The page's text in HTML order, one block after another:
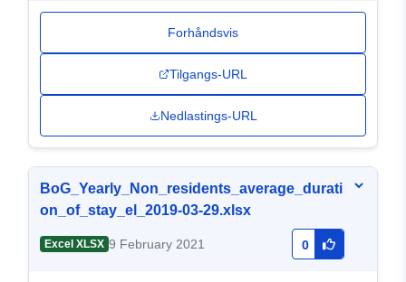
Forhåndsvis
Tilgangs-URL
Nedlastings-URL
BoG_Yearly_Non_residents_average_durati
on_of_stay_el_2019-03-29.xlsx
Excel XLSX 9 February 2021 0